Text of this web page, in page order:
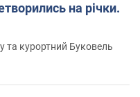
на річки.
та курортний Буковель